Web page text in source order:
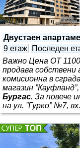
Двустаен
9 етаж
Последен
Важно Цена ОТ
продава
комисионна в
магазин
Бургас. За повече
на ул. ”Гурко” №7,